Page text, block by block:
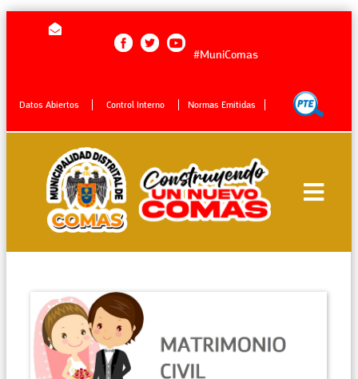
#MuniComas
Datos Abiertos Control Interno Normas Emitidas